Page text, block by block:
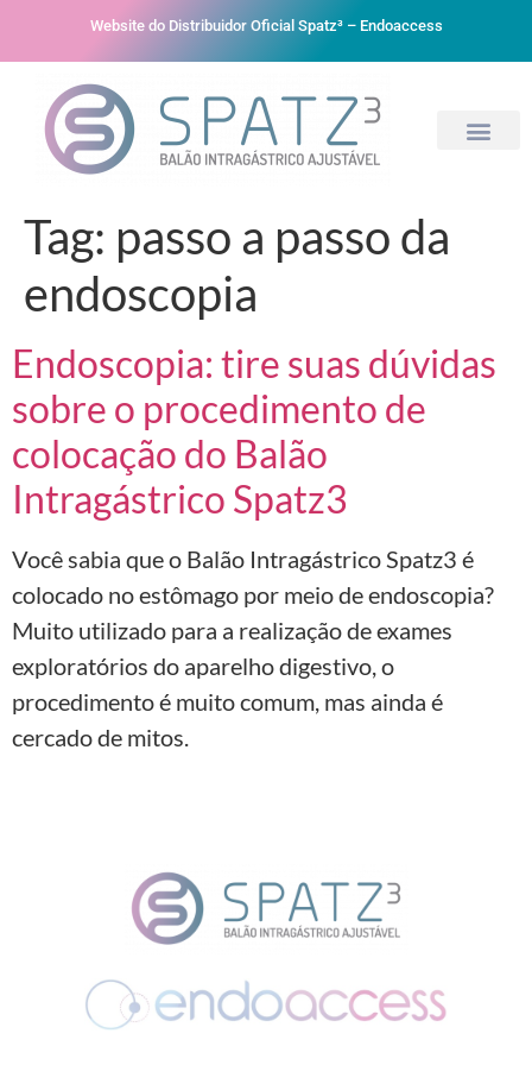
Website do Distribuidor Oficial Spatz³ – Endoaccess
Tag: passo a passo da
endoscopia
Endoscopia: tire suas dúvidas
sobre o procedimento de
colocação do Balão
Intragástrico Spatz3
Você sabia que o Balão Intragástrico Spatz3 é
colocado no estômago por meio de endoscopia?
Muito utilizado para a realização de exames
exploratórios do aparelho digestivo, o
procedimento é muito comum, mas ainda é
cercado de mitos.